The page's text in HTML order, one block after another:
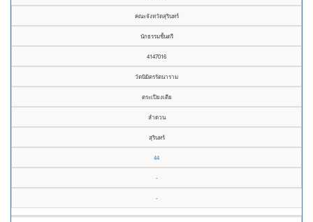
คณะจังหวัดสุรินทร์
นักธรรมชั้นตรี
4147016
วัดนิมิตรรัตนาราม
ตระเปียงเตีย
ลำดวน
สุรินทร์
44
-
-